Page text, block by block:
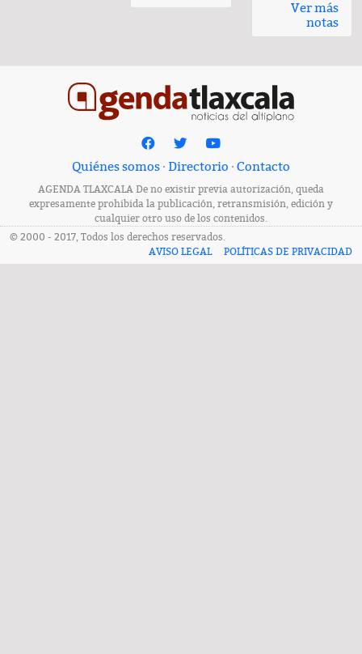
Ver más
notas
Quiénes somos · Directorio · Contacto
AGENDA TLAXCALA De no existir previa autorización, queda
expresamente prohibida la publicación, retransmisión, edición y
cualquier otro uso de los contenidos.
© 2000 - 2017, Todos los derechos reservados.
AVISO LEGAL
POLÍTICAS DE PRIVACIDAD